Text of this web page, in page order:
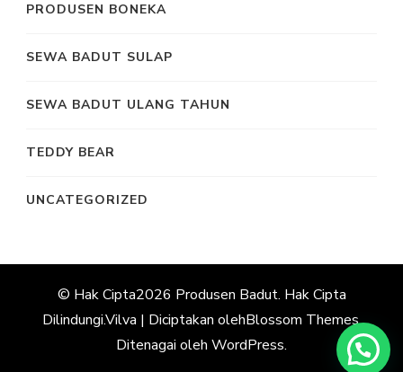
PRODUSEN BONEKA
SEWA BADUT SULAP
SEWA BADUT ULANG TAHUN
TEDDY BEAR
UNCATEGORIZED
© Hak Cipta2026 Produsen Badut. Hak Cipta
Dilindungi.Vilva | Diciptakan olehBlossom Themes.
Ditenagai oleh WordPress.